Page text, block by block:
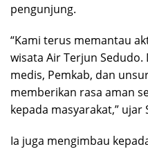
pengunjung.
“Kami terus memantau
wisata Air Terjun
medis, Pemkab, dan
memberikan rasa aman
kepada masyarakat,” ujar
Ia juga mengimbau